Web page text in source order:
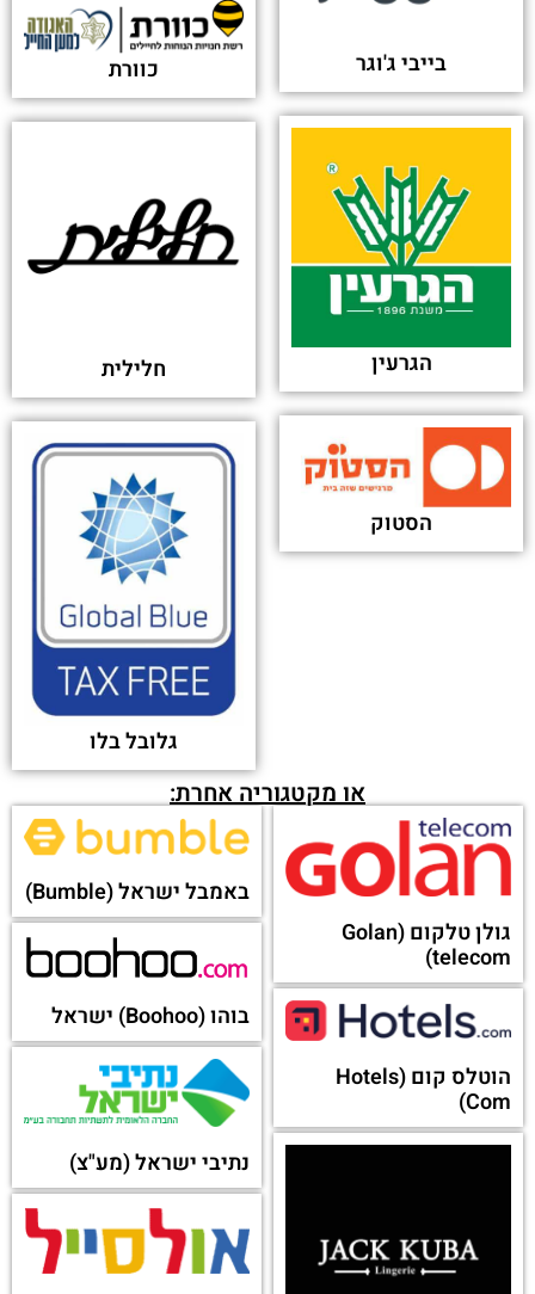
בייבי ג'וגר כוורת
הגרעין חלילית
הסטוק
גלובל בלו
או מקטגוריה אחרת:
גולן טלקום (Golan
telecom)
באמבל ישראל (Bumble)
הוטלס קום (Hotels
Com)
בוהו (Boohoo) ישראל
נתיבי ישראל (מע"צ)